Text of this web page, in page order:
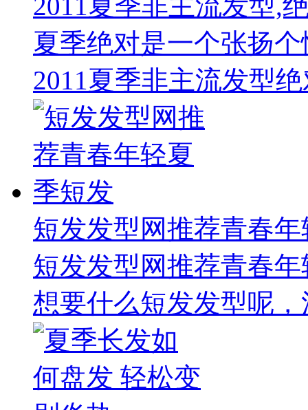
2011夏季非主流发型,
夏季绝对是一个张扬
2011夏季非主流发型
短发发型网推荐青春
短发发型网推荐青春
想要什么短发发型呢